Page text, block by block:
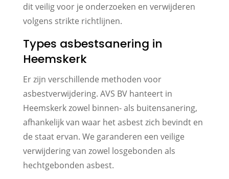
dit veilig voor je onderzoeken en verwijderen
volgens strikte richtlijnen.
Types asbestsanering in
Heemskerk
Er zijn verschillende methoden voor
asbestverwijdering. AVS BV hanteert in
Heemskerk zowel binnen- als buitensanering,
afhankelijk van waar het asbest zich bevindt en
de staat ervan. We garanderen een veilige
verwijdering van zowel losgebonden als
hechtgebonden asbest.